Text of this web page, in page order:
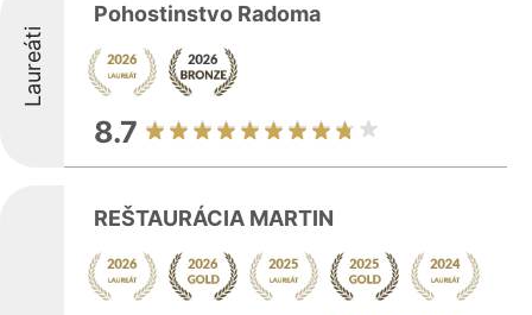
Laureáti
Pohostinstvo Radoma
8.7
REŠTAURÁCIA MARTIN